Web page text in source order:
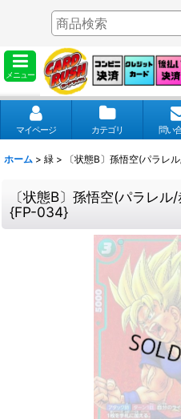
メニュー
マイページ カテゴリ 問い
ホーム > 緑 > 〔状態B〕孫悟空(パラレ
〔状態B〕孫悟空(パラレ
{FP-034}